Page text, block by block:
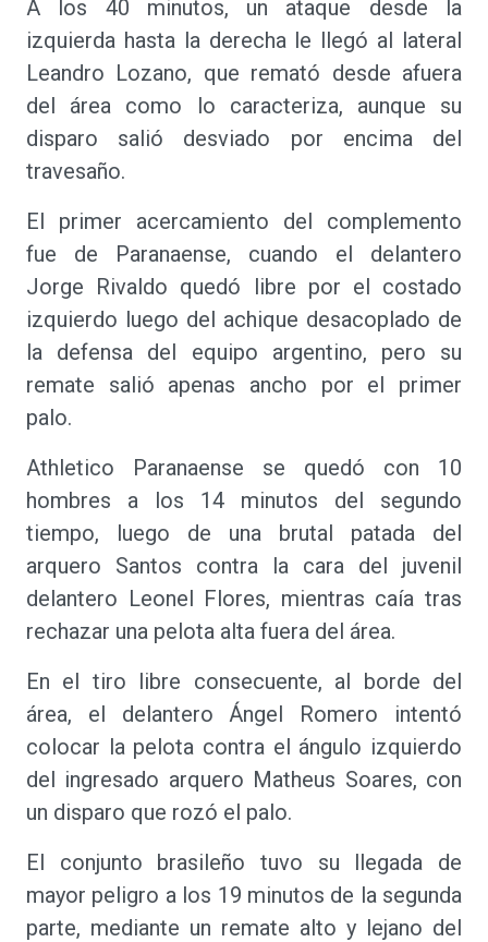
A los 40 minutos, un ataque desde la
izquierda hasta la derecha le llegó al lateral
Leandro Lozano, que remató desde afuera
del área como lo caracteriza, aunque su
disparo salió desviado por encima del
travesaño.
El primer acercamiento del complemento
fue de Paranaense, cuando el delantero
Jorge Rivaldo quedó libre por el costado
izquierdo luego del achique desacoplado de
la defensa del equipo argentino, pero su
remate salió apenas ancho por el primer
palo.
Athletico Paranaense se quedó con 10
hombres a los 14 minutos del segundo
tiempo, luego de una brutal patada del
arquero Santos contra la cara del juvenil
delantero Leonel Flores, mientras caía tras
rechazar una pelota alta fuera del área.
En el tiro libre consecuente, al borde del
área, el delantero Ángel Romero intentó
colocar la pelota contra el ángulo izquierdo
del ingresado arquero Matheus Soares, con
un disparo que rozó el palo.
El conjunto brasileño tuvo su llegada de
mayor peligro a los 19 minutos de la segunda
parte, mediante un remate alto y lejano del